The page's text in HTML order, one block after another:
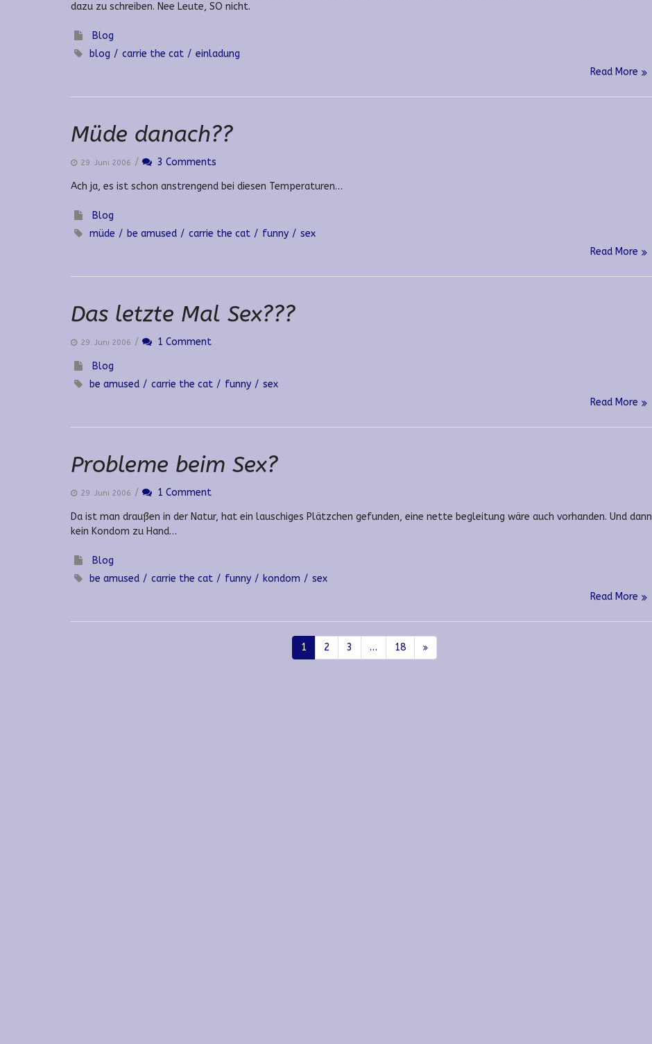
dazu zu schreiben. Nee Leute, SO nicht.
Blog
blog
carrie the cat
einladung
Read More
Müde danach??
29. Juni 2006 / 3 Comments
Ach ja, es ist schon anstrengend bei diesen Temperaturen…
Blog
müde
be amused carrie the cat funny
sex
Read More
Das letzte Mal Sex???
29. Juni 2006 / 1 Comment
Blog
be amused
carrie the cat funny
sex
Read More
Probleme beim Sex?
29. Juni 2006 / 1 Comment
Da ist man draußen in der Natur, hat ein lauschiges Plätzchen gefunden, eine nette begleitung wäre auch vorhanden. Und dann
kein Kondom zu Hand…
Blog
be amused
carrie the cat funny kondom
sex
Read More
1 2 3 … 18